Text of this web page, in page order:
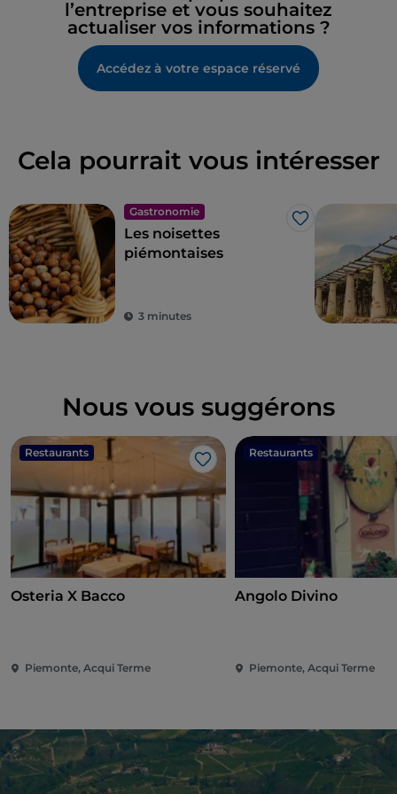
l’entreprise et vous souhaitez
actualiser vos informations ?
Accédez à votre espace réservé
Cela pourrait vous intéresser
Gastronomie
J’aime
Les noisettes
piémontaises
3 minutes
Nous vous suggérons
Restaurants
J’aime
Osteria X Bacco
Piemonte, Acqui Terme
Restaurants
Angolo Divino
Piemonte, Acqui Terme